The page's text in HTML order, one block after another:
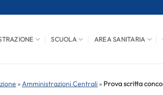
SCUOLA AREA SANITARIA
»Amministrazioni Centrali » Prova scritta